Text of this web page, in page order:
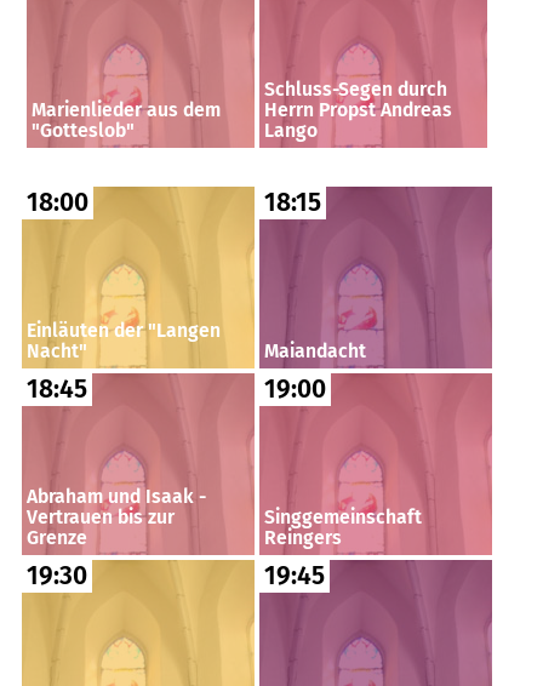
Marienlieder aus dem
"Gotteslob"
Schluss-Segen durch
Herrn Propst Andreas
Lango
18:00
Einläuten der "Langen
Nacht"
18:15
Maiandacht
18:45
Abraham und Isaak -
Vertrauen bis zur
Grenze
19:00
Singgemeinschaft
Reingers
19:30 19:45